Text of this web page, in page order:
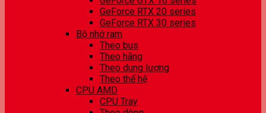
GeForce RTX 20 series
GeForce RTX 30 series
Bộ nhớ ram
Theo bus
Theo hãng
Theo dung lượng
Theo thế hệ
CPU AMD
CPU Tray